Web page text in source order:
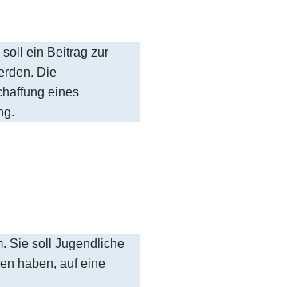
ein Beitrag zur
Die
eines
Sie soll Jugendliche
haben, auf eine